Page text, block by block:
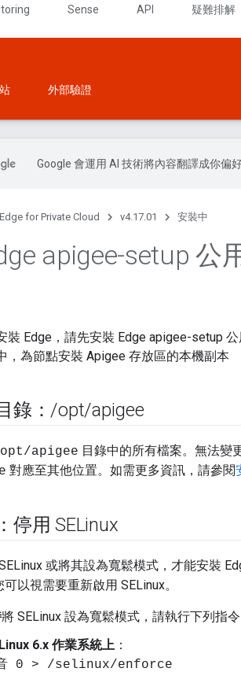
Sense API 疑難排解
外部驗證
Google 會運用 AI 技術將內容翻譯成你偏
Edge for Private Cloud v4.17.01 安裝中
apigee-setup 公
裝 Edge，請先安裝 Edge apigee-setup
，為節點安裝 Apigee 存放區的本機副本
錄： /opt/apigee
apigee 目錄中的所有檔案。無法變
對應至其他位置。如需更多資訊，請參閱
停用 SELinux
或將其設為寬鬆模式，才能安裝
以視需要重新啟用 SELinux。
將 SELinux 設為寬鬆模式，請執行下列指令
6.x 作業系統上 ：
0 > /selinux/enforce